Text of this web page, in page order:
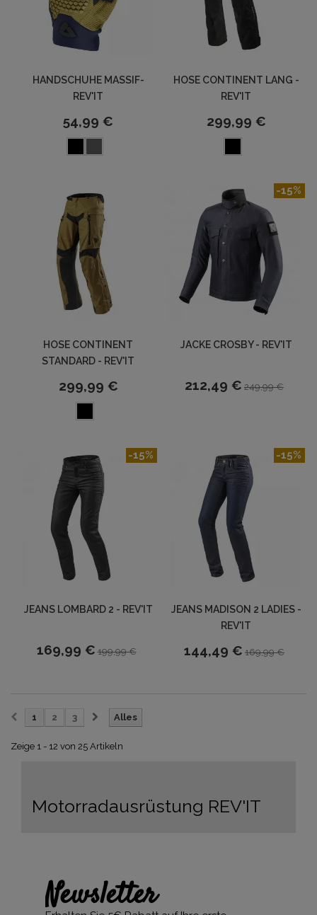
HANDSCHUHE MASSIF-
REV'IT
54,99 €
HOSE CONTINENT LANG -
REV'IT
299,99 €
HOSE CONTINENT
STANDARD - REV'IT
299,99 €
JACKE CROSBY - REV'IT
212,49 € 249,99 €
-15%
JEANS LOMBARD 2 - REV'IT
169,99 € 199,99 €
-15%
JEANS MADISON 2 LADIES -
REV'IT
144,49 € 169,99 €
-15%
Alles
1 2 3
Zeige 1 - 12 von 25 Artikeln
Motorradausrüstung REV'IT
Newsletter